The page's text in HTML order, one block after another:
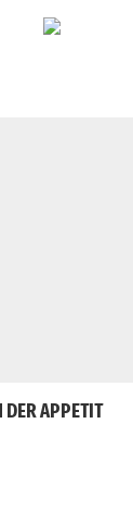
DER APPETIT